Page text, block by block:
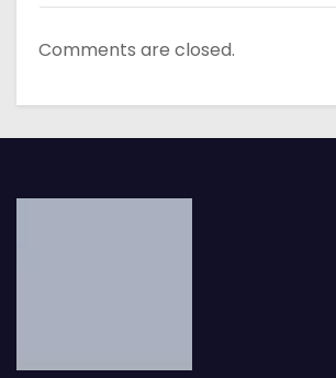
a
r
t
c
Comments are closed.